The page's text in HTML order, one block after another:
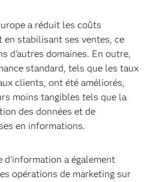
a réduit les coûts
stabilisant ses ventes, ce
d'autres domaines. En outre,
standard, tels que les taux
clients, ont été améliorés,
moins tangibles tels que la
des données et de
en informations.
d'information a également
opérations de marketing sur